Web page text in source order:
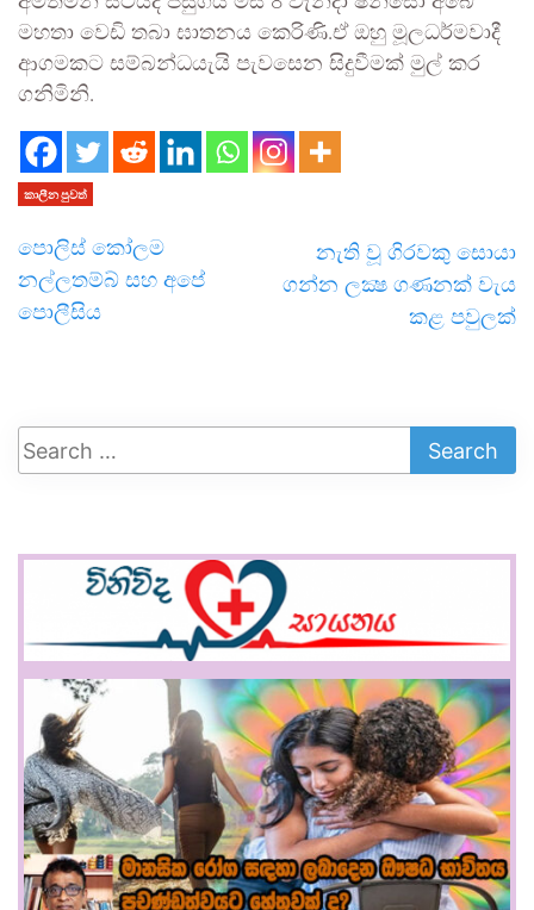
මහතා වෙඩි තබා ඝාතනය කෙරිණි.ඒ ඔහු මූලධර්මවාදී
ආගමකට සම්බන්ධයැයි පැවසෙන සිදුවීමක් මුල් කර
ගනිමිනි.
කාලීන පුවත්
පොලිස් කෝලම
නල්ලතම්බ් සහ අපේ
පොලීසිය
නැති වූ ගිරවකු සොයා
ගන්න ලක්‍ෂ ගණනක් වැය
කළ පවුලක්